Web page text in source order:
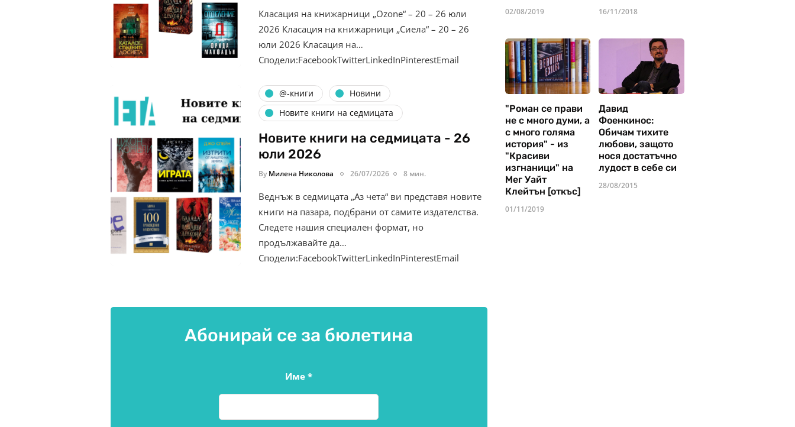
Класация на книжарници „Ozone“ – 20 – 26 юли
2026 Класация на книжарници „Сиела“ – 20 – 26
юли 2026 Класация на…
Сподели:FacebookTwitterLinkedInPinterestEmail
@-книги
Новини
Новите книги на седмицата
Новите книги на седмицата - 26
юли 2026
By Милена Николова 26/07/2026 8 мин.
Веднъж в седмицата „Аз чета“ ви представя новите
книги на пазара, подбрани от самите издателства.
Следете нашия специален формат, но
продължавайте да…
Сподели:FacebookTwitterLinkedInPinterestEmail
Абонирай се за бюлетина
Име*
02/08/2019 16/11/2018
"Роман се прави
не с много думи, а
с много голяма
история" - из
"Красиви
изгнаници" на
Мег Уайт
Клейтън [откъс]
01/11/2019
Давид
Фоенкинос:
Обичам тихите
любови, защото
нося достатъчно
лудост в себе си
28/08/2015